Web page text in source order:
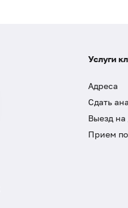
Услуги
Адреса
Сдать
Выезд
Прием